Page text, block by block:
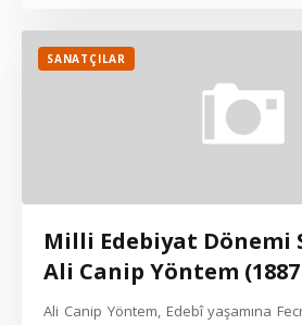
SANATÇILAR
Milli Edebiyat Dönemi
Ali Canip Yöntem (1887
Ali Canip Yöntem, Edebî yaşamına